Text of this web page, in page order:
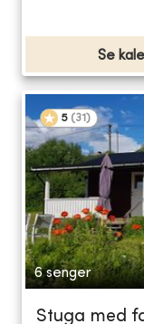
Se
5 (31 )
6 senger
Stuga med